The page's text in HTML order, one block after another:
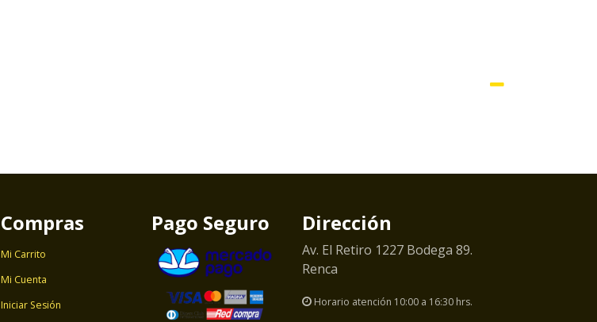
Compras
Mi Carrito
Mi Cuenta
Iniciar Sesión
Pago Seguro Dirección
Av. El Retiro 1227 Bodega 89.
Renca
Horario atención 10:00 a 16:30 hrs.